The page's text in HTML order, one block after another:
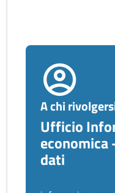
A chi
Ufficio
economica
dati